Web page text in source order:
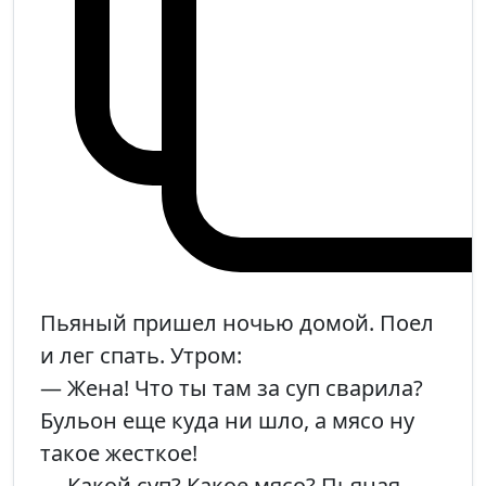
Пьяный пришел ночью домой. Поел
и лег спать. Утром:
— Жена! Что ты там за суп сварила?
Бульон еще куда ни шло, а мясо ну
такое жесткое!